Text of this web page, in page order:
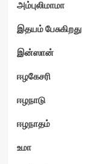
அம்புலிமாமா
இதயம் பேசுகிறது
இன்ஸான்
ஈழகேசரி
ஈழநாடு
ஈழநாதம்
உமா